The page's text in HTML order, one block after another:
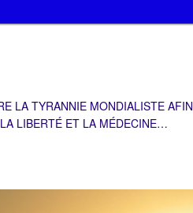
LA TYRANNIE MONDIALISTE AFIN
LIBERTÉ ET LA MÉDECINE…